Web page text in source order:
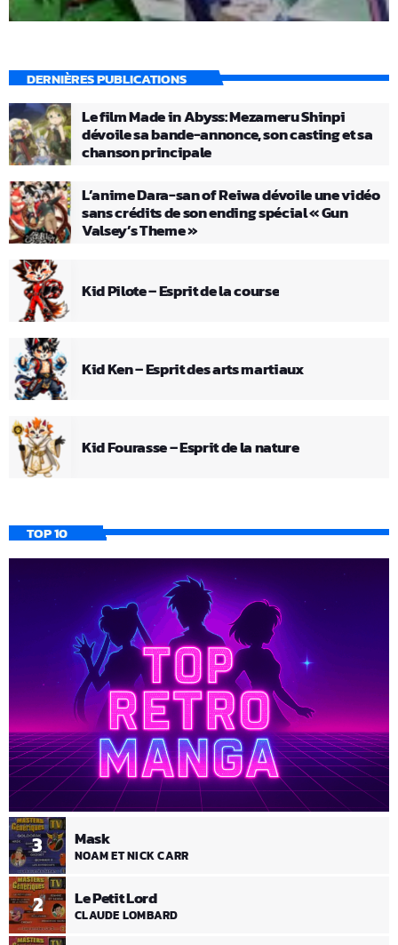
DERNIÈRES PUBLICATIONS
Le film Made in Abyss: Mezameru Shinpi
dévoile sa bande-annonce, son casting et sa
chanson principale
L’anime Dara-san of Reiwa dévoile une vidéo
sans crédits de son ending spécial « Gun
Valsey’s Theme »
Kid Pilote – Esprit de la course
Kid Ken – Esprit des arts martiaux
Kid Fourasse – Esprit de la nature
TOP 10
2 Le Petit Lord
CLAUDE LOMBARD
3 Mask
NOAM ET NICK CARR